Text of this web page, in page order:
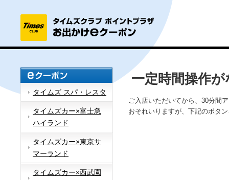
タイムズ スパ・レスタ
タイムズカー×富士急
ハイランド
タイムズカー×東京サ
マーランド
タイムズカー×西武園
一定時間操作
ご入店いただいてから、30分間
おそれいりますが、下記のボタ